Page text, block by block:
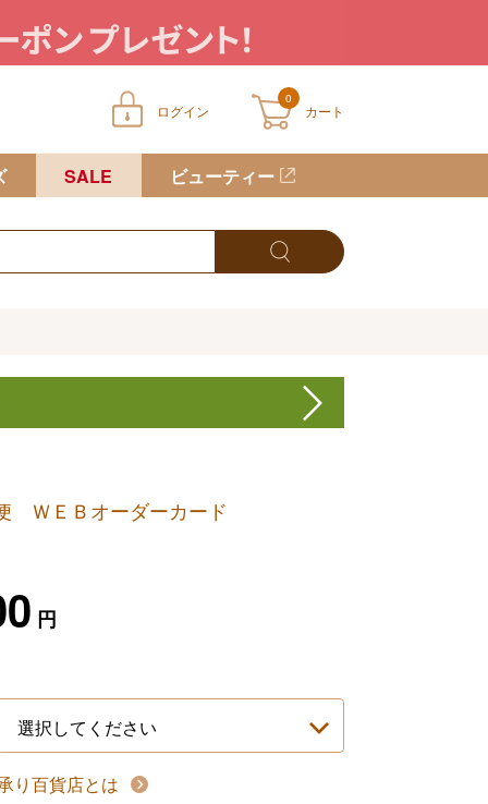
ログイン
0
カート
に商品が入っていません
SALE ビューティー
ＷＥＢオーダーカード
円
り百貨店とは